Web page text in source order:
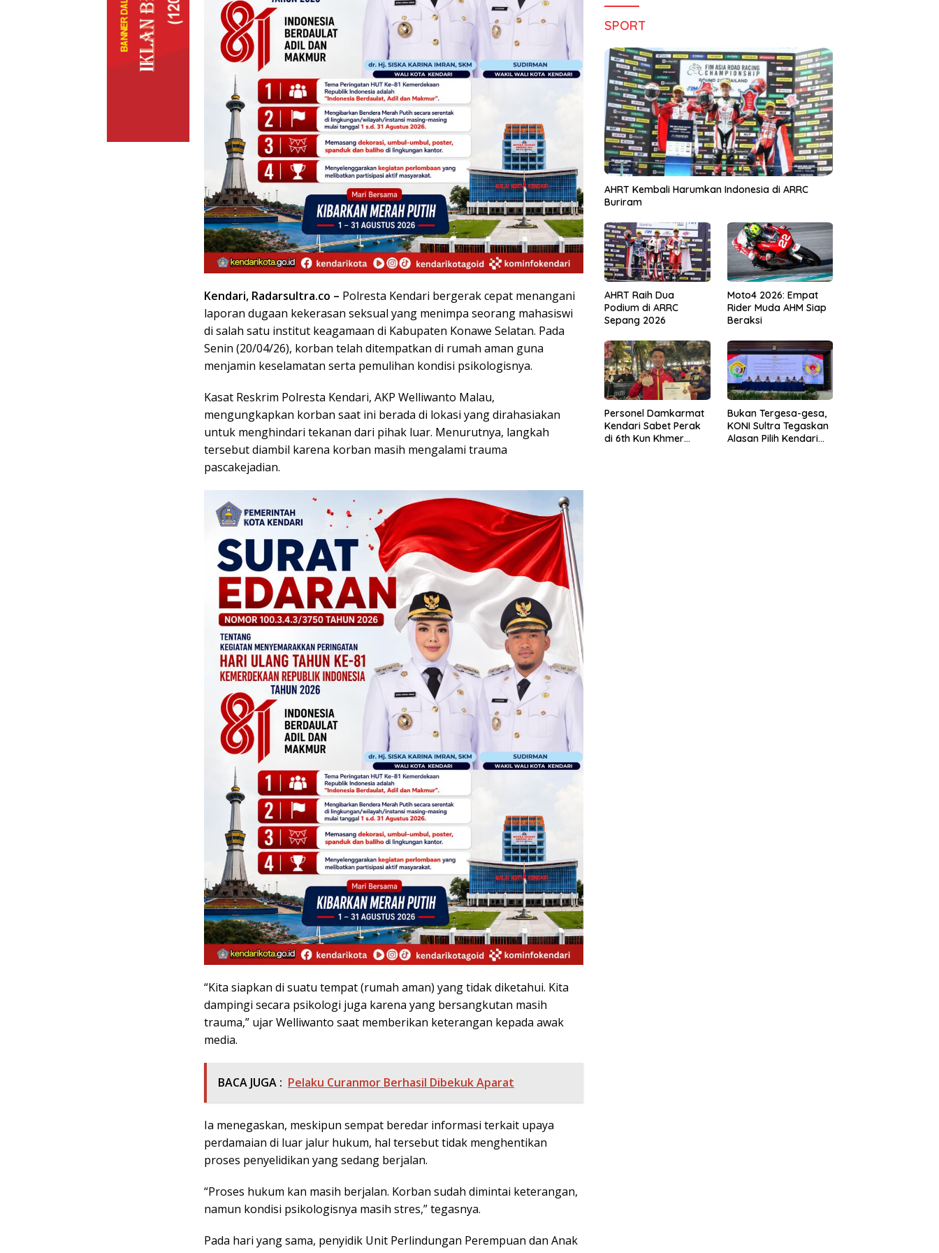
Kendari, Radarsultra.co – Polresta Kendari bergerak cepat menangani
laporan dugaan kekerasan seksual yang menimpa seorang mahasiswi
di salah satu institut keagamaan di Kabupaten Konawe Selatan. Pada
Senin (20/04/26), korban telah ditempatkan di rumah aman guna
menjamin keselamatan serta pemulihan kondisi psikologisnya.
Kasat Reskrim Polresta Kendari, AKP Welliwanto Malau,
mengungkapkan korban saat ini berada di lokasi yang dirahasiakan
untuk menghindari tekanan dari pihak luar. Menurutnya, langkah
tersebut diambil karena korban masih mengalami trauma
pascakejadian.
“Kita siapkan di suatu tempat (rumah aman) yang tidak diketahui. Kita
dampingi secara psikologi juga karena yang bersangkutan masih
trauma,” ujar Welliwanto saat memberikan keterangan kepada awak
media.
BACA JUGA : Pelaku Curanmor Berhasil Dibekuk Aparat
Ia menegaskan, meskipun sempat beredar informasi terkait upaya
perdamaian di luar jalur hukum, hal tersebut tidak menghentikan
proses penyelidikan yang sedang berjalan.
“Proses hukum kan masih berjalan. Korban sudah dimintai keterangan,
namun kondisi psikologisnya masih stres,” tegasnya.
Pada hari yang sama, penyidik Unit Perlindungan Perempuan dan Anak
SPORT
AHRT Kembali Harumkan Indonesia di ARRC
Buriram
AHRT Raih Dua
Podium di ARRC
Sepang 2026
Moto4 2026: Empat
Rider Muda AHM Siap
Beraksi
Personel Damkarmat
Kendari Sabet Perak
di 6th Kun Khmer
Bukan Tergesa-gesa,
KONI Sultra Tegaskan
Alasan Pilih Kendari